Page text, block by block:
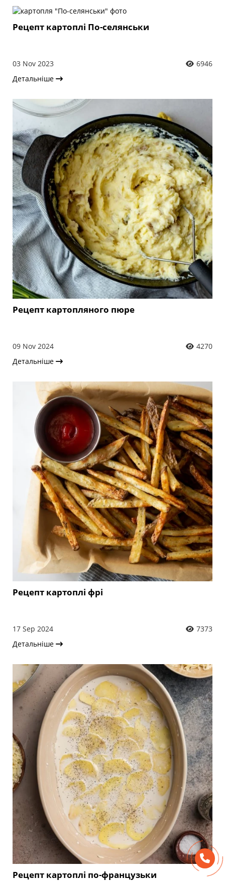
Рецепт картоплі По-селянськи
03 Nov 2023
6946
Детальніше
Рецепт картопляного пюре
09 Nov 2024
4270
Детальніше
Рецепт картоплі фрі
17 Sep 2024
7373
Детальніше
Рецепт картоплі по-французьки